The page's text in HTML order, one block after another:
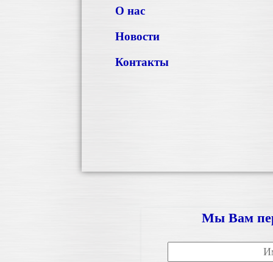
О нас
Новости
Контакты
Мы Вам